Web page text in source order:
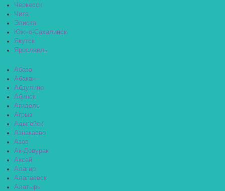
Черкесск
Чита
Элиста
Южно-Сахалинск
Якутск
Ярославль
Абаза
Абакан
Абдулино
Абинск
Агидель
Агрыз
Адыгейск
Азнакаево
Азов
Ак-Довурак
Аксай
Алагир
Алапаевск
Алатырь